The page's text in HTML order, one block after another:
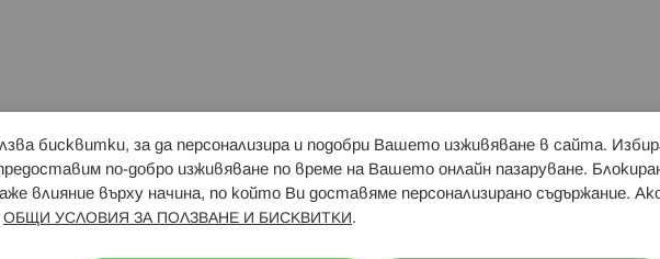
Магазини Свързани сайтове: Hippoland.ro Последвайте ни:
бисквитки, за да персонализира и подобри Вашето изживяване в сайта.
по-добро изживяване по време на Вашето онлайн пазаруване.
влияние върху начина, по който Ви доставяме персонализирано съдържание.
ОБЩИ УСЛОВИЯ ЗА ПОЛЗВАНЕ И БИСКВИТКИ .